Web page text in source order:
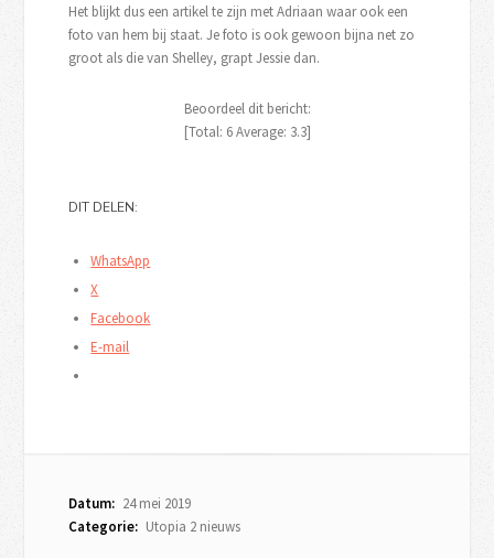
Het blijkt dus een artikel te zijn met Adriaan waar ook een
foto van hem bij staat. Je foto is ook gewoon bijna net zo
groot als die van Shelley, grapt Jessie dan.
Beoordeel dit bericht:
[Total: 6Average: 3.3]
DIT DELEN:
WhatsApp
X
Facebook
E-mail
Datum: 24 mei 2019
Categorie: Utopia 2 nieuws